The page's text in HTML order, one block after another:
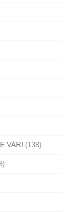
VARI (138)